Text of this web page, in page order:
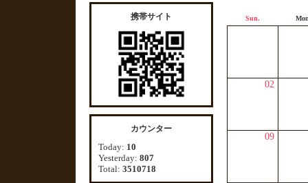
Sun.
02
09
携帯サイト
カウンター
Today: 10
Yesterday: 807
Total: 3510718